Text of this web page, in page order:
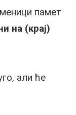
памет
на (крај)
али ће